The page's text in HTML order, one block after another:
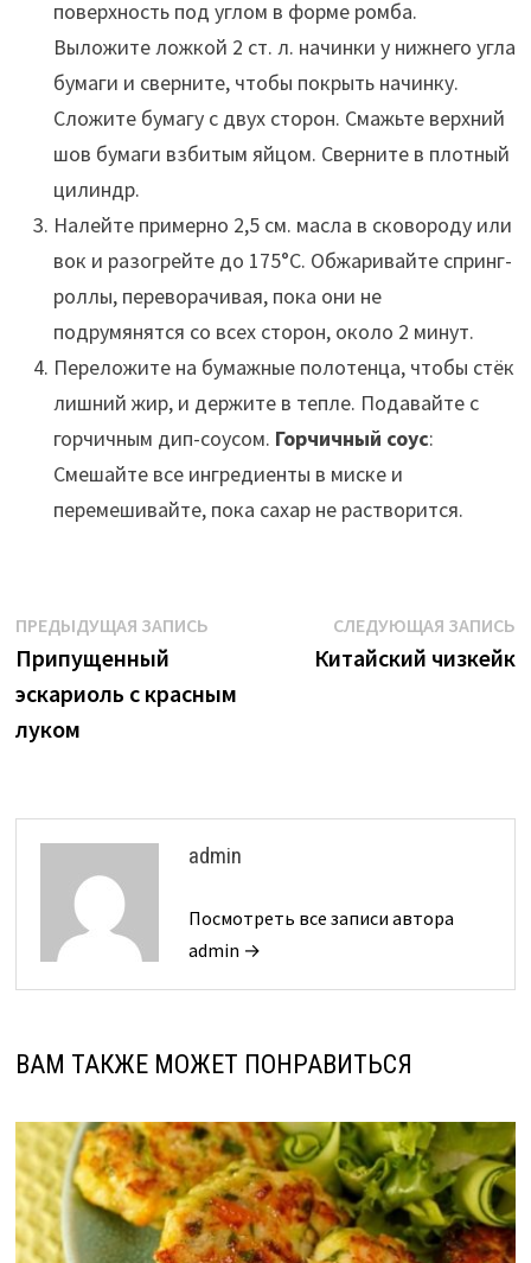
поверхность под углом в форме ромба.
Выложите ложкой 2 ст. л. начинки у нижнего угла
бумаги и сверните, чтобы покрыть начинку.
Сложите бумагу с двух сторон. Смажьте верхний
шов бумаги взбитым яйцом. Сверните в плотный
цилиндр.
Налейте примерно 2,5 см. масла в сковороду или
вок и разогрейте до 175°С. Обжаривайте спринг-
роллы, переворачивая, пока они не
подрумянятся со всех сторон, около 2 минут.
Переложите на бумажные полотенца, чтобы стёк
лишний жир, и держите в тепле. Подавайте с
горчичным дип-соусом. Горчичный соус:
Смешайте все ингредиенты в миске и
перемешивайте, пока сахар не растворится.
Навигация
по
записям
ПРЕДЫДУЩАЯ ЗАПИСЬПредыдущая
Припущенный
эскариоль с красным
луком
СЛЕДУЮЩАЯ ЗАПИСЬ
Китайский чизкейк
admin
Посмотреть все записи автора
admin →
ВАМ ТАКЖЕ МОЖЕТ ПОНРАВИТЬСЯ